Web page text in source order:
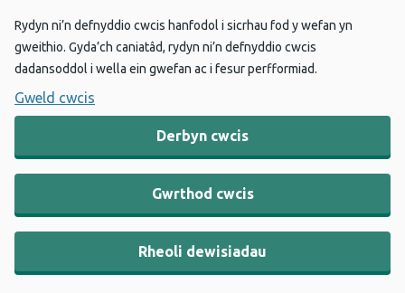
Rydyn ni’n defnyddio cwcis hanfodol i sicrhau fod y wefan yn
gweithio. Gyda’ch caniatâd, rydyn ni’n defnyddio cwcis
dadansoddol i wella ein gwefan ac i fesur perfformiad.
Gweld cwcis
Derbyn cwcis
Gwrthod cwcis
Rheoli dewisiadau